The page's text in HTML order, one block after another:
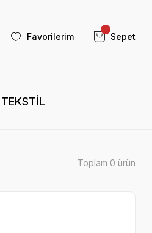
Favorilerim Sepet
TEKSTİL
Toplam 0 ürün